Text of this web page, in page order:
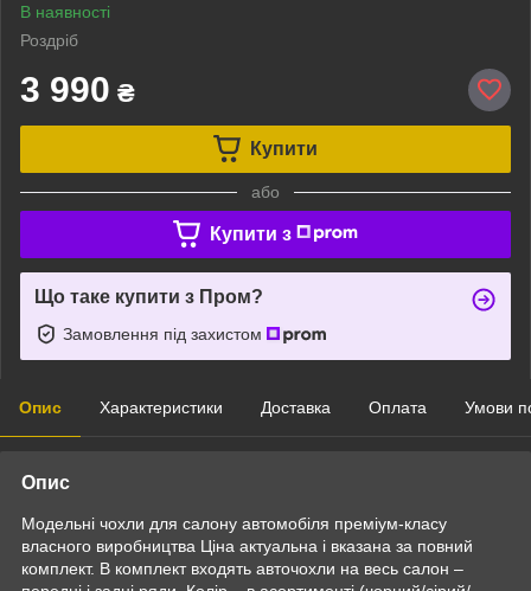
В наявності
Роздріб
3 990 ₴
Купити
або
Купити з
Що таке купити з Пром?
Замовлення під захистом
Опис Характеристики Доставка Оплата Умови
Опис
Модельні чохли для салону автомобіля преміум-класу
власного виробництва Ціна актуальна і вказана за повний
комплект. В комплект входять авточохли на весь салон –